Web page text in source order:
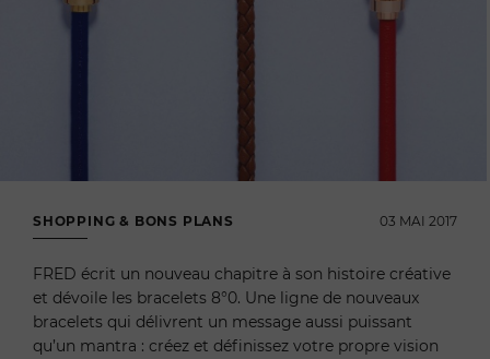
SHOPPING & BONS PLANS 03 MAI 2017
FRED écrit un nouveau chapitre à son histoire créative
et dévoile les bracelets 8°0. Une ligne de nouveaux
bracelets qui délivrent un message aussi puissant
qu’un mantra : créez et définissez votre propre vision